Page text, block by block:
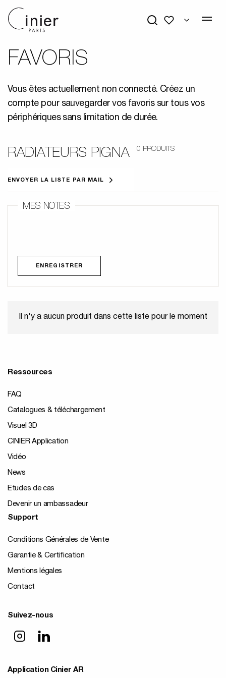
Mes favoris
FAVORIS
Vous êtes actuellement non connecté. Créez un
compte pour sauvegarder vos favoris sur tous vos
périphériques sans limitation de durée.
RADIATEURS PIGNA 0 PRODUITS
ENVOYER LA LISTE PAR MAIL
MES NOTES
ENREGISTRER
Il n'y a aucun produit dans cette liste pour le moment
Ressources
FAQ
Catalogues & téléchargement
Visuel 3D
CINIER Application
Vidéo
News
Etudes de cas
Devenir un ambassadeur
Support
Conditions Générales de Vente
Garantie & Certification
Mentions légales
Contact
Suivez-nous
Application Cinier AR